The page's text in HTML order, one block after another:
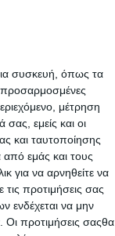
συσκευή, όπως τα
προσαρμοσμένες
μέτρηση
σας, εμείς και οι
και ταυτοποίησης
εμάς και τους
για να αρνηθείτε να
προτιμήσεις σας
ενδέχεται να μην
Οι προτιμήσεις σαςθα
δύο
Η γη
2026.
UNESCO
η
του. Ο
και